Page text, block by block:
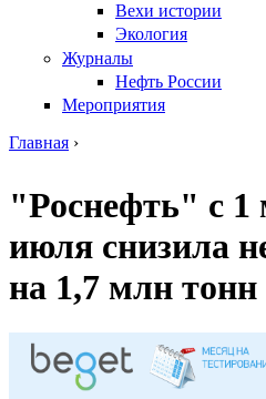
Вехи истории
Экология
Журналы
Нефть России
Мероприятия
Главная ›
"Роснефть" с 1
июля снизила
на 1,7 млн тонн